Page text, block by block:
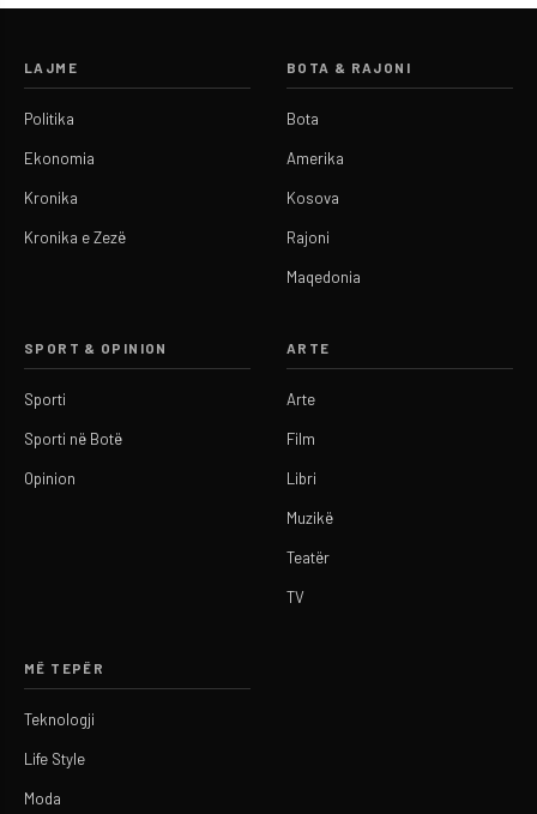
LAJME
Politika
Ekonomia
Kronika
Kronika e Zezë
BOTA & RAJONI
Bota
Amerika
Kosova
Rajoni
Maqedonia
SPORT & OPINION
Sporti
Sporti në Botë
Opinion
ARTE
Arte
Film
Libri
Muzikë
Teatër
TV
MË TEPËR
Teknologji
Life Style
Moda